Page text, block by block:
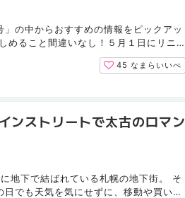
の中からおすすめの情報をピックアッ
めること間違いなし！５月１日にリニ
盛りだくさんの「札幌市交...
45なまらいいべ
ンストリートで太古のロマン
地下で結ばれている札幌の地下街。 そ
でも天気を気にせずに、移動や買い物